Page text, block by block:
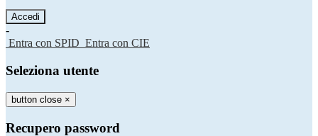
-
Entra con SPID Entra con CIE
Seleziona utente
button close ×
Recupero password